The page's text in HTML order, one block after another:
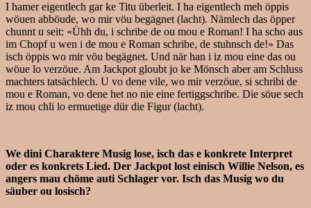
I hamer eigentlech gar ke Titu überleit. I ha eigentlech meh öppis
wöuen abböude, wo mir vöu begägnet (lacht). Nämlech das öpper
chunnt u seit: «Ühh du, i schribe de ou mou e Roman! I ha scho aus
im Chopf u wen i de mou e Roman schribe, de stuhnsch de!» Das
isch öppis wo mir vöu begägnet. Und när han i iz mou eine das ou
wöue lo verzöue. Am Jackpot gloubt jo ke Mönsch aber am Schluss
machters tatsächlech. U vo dene vile, wo mir verzöue, si schribi de
mou e Roman, vo dene het no nie eine fertiggschribe. Die söue sech
iz mou chli lo ermuetige dür die Figur (lacht).
We dini Charaktere Musig lose, isch das e konkrete Interpret
oder es konkrets Lied. Der Jackpot lost einisch Willie Nelson, es
angers mau chöme auti Schlager vor. Isch das Musig wo du
säuber ou losisch?